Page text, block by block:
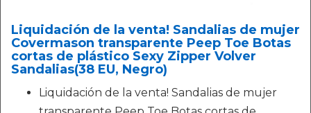
Liquidación de la venta! Sandalias de mujer
Covermason transparente Peep Toe Botas
cortas de plástico Sexy Zipper Volver
Sandalias(38 EU, Negro)
Liquidación de la venta! Sandalias de mujer